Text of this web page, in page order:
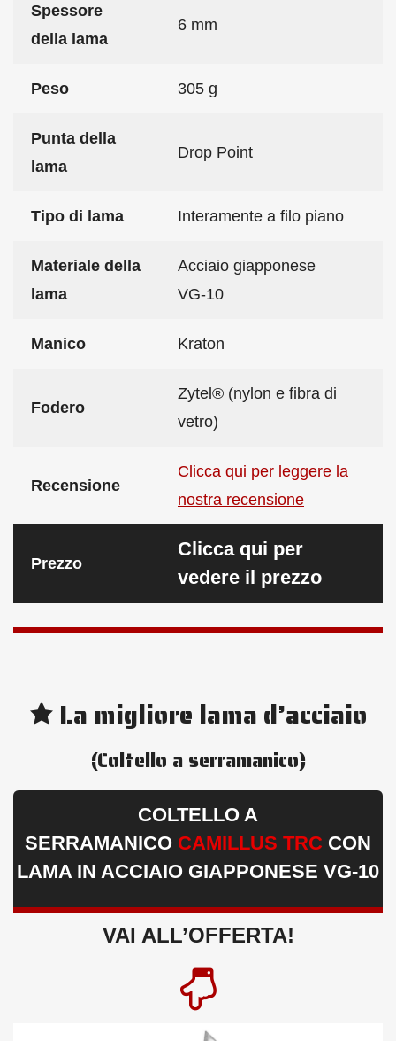
Spessore
della lama
6 mm
Peso 305 g
Punta della
lama
Drop Point
Tipo di lama Interamente a filo piano
Materiale della
lama
Acciaio giapponese
VG‑10
Manico Kraton
Fodero
Zytel® (nylon e fibra di
vetro)
Recensione
Clicca qui per leggere la
nostra recensione
Prezzo
Clicca qui per
vedere il prezzo
La migliore lama d’acciaio
(Coltello a serramanico)
COLTELLO A
SERRAMANICO CAMILLUS TRC CON
LAMA IN ACCIAIO GIAPPONESE VG‑10
VAI ALL’OFFERTA!